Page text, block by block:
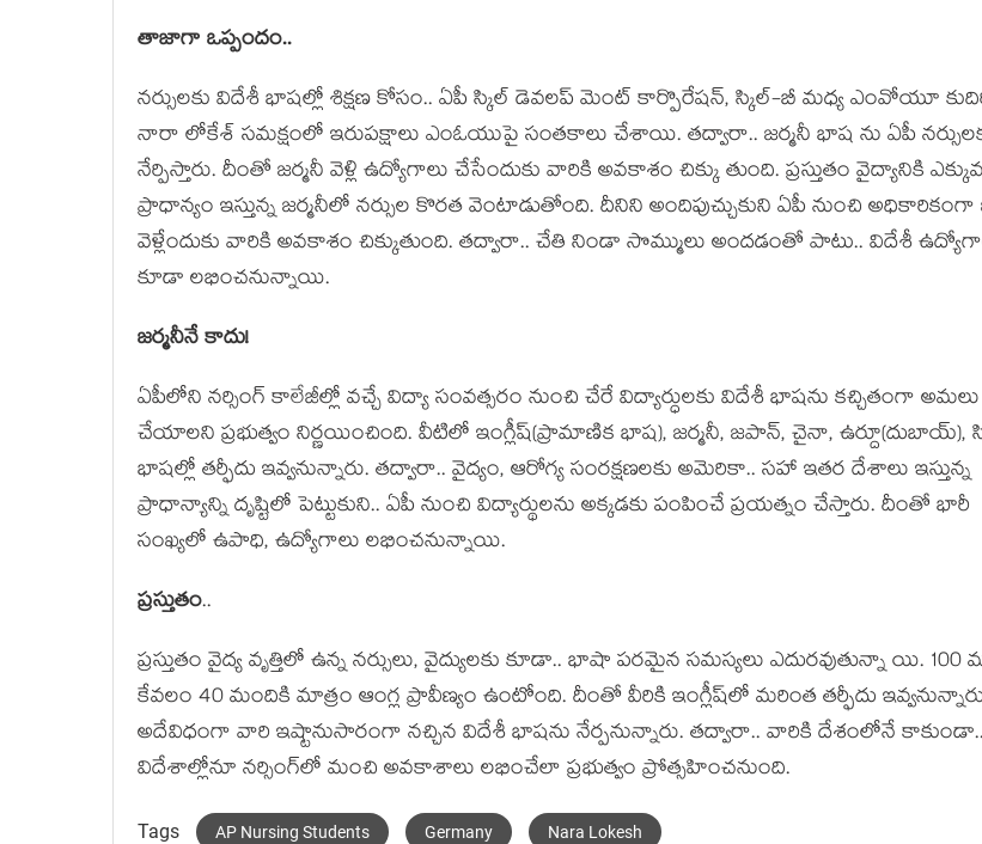
తాజాగా ఒప్పందం..
న‌ర్సుల‌కు విదేశీ భాష‌ల్లో శిక్ష‌ణ కోసం.. ఏపీ స్కిల్ డెవలప్ మెంట్ కార్పొరేషన్, స్కిల్-బీ మ‌ధ్య ఎంవోయూ
నారా లోకేశ్‌ సమక్షంలో ఇరుపక్షాలు ఎంఓయుపై సంతకాలు చేశాయి. త‌ద్వారా.. జ‌ర్మ‌నీ భాష ను ఏపీ
నేర్పిస్తారు. దీంతో జ‌ర్మ‌నీ వెళ్లి ఉద్యోగాలు చేసేందుకు వారికి అవ‌కాశం చిక్కు తుంది. ప్ర‌స్తుతం వైద్యానికి
ప్రాధాన్యం ఇస్తున్న జ‌ర్మ‌నీలో న‌ర్సుల కొర‌త వెంటాడుతోంది. దీనిని అందిపుచ్చుకుని ఏపీ నుంచి అధికారికంగా
వెళ్లేందుకు వారికి అవ‌కాశం చిక్కుతుంది. త‌ద్వారా.. చేతి నిండా సొమ్ములు అంద‌డంతో పాటు.. విదేశీ
కూడా ల‌భించ‌నున్నాయి.
జ‌ర్మ‌నీనే కాదు!
ఏపీలోని న‌ర్సింగ్ కాలేజీల్లో వ‌చ్చే విద్యా సంవ‌త్స‌రం నుంచి చేరే విద్యార్ధుల‌కు విదేశీ భాష‌ను క‌చ్చితంగా అమ‌లు
చేయాల‌ని ప్ర‌భుత్వం నిర్ణయించింది. వీటిలో ఇంగ్లీష్‌(ప్రామాణిక భాష‌), జ‌ర్మ‌నీ, జ‌పాన్‌, చైనా, ఉర్దూ(దుబాయ్‌),
భాష‌ల్లో త‌ర్ఫీదు ఇవ్వ‌నున్నారు. త‌ద్వారా.. వైద్యం, ఆరోగ్య సంర‌క్ష‌ణ‌ల‌కు అమెరికా.. స‌హా ఇత‌ర దేశాలు ఇస్తున్న
ప్రాధాన్యాన్ని దృష్టిలో పెట్టుకుని.. ఏపీ నుంచి విద్యార్థుల‌ను అక్క‌డ‌కు పంపించే ప్ర‌య‌త్నం చేస్తారు. దీంతో భారీ
సంఖ్య‌లో ఉపాధి, ఉద్యోగాలు ల‌భించ‌నున్నాయి.
ప్ర‌స్తుతం..
ప్ర‌స్తుతం వైద్య వృత్తిలో ఉన్న న‌ర్సులు, వైద్యుల‌కు కూడా.. భాషా ప‌ర‌మైన స‌మ‌స్య‌లు ఎదుర‌వుతున్నా యి.
కేవ‌లం 40 మందికి మాత్రం ఆంగ్ల ప్రావీణ్యం ఉంటోంది. దీంతో వీరికి ఇంగ్లీష్‌లో మ‌రింత త‌ర్ఫీదు
అదేవిధంగా వారి ఇష్టానుసారంగా న‌చ్చిన విదేశీ భాష‌ను నేర్ప‌నున్నారు. త‌ద్వారా.. వారికి దేశంలోనే కాకుండా..
విదేశాల్లోనూ న‌ర్సింగ్‌లో మంచి అవ‌కాశాలు ల‌భించేలా ప్ర‌భుత్వం ప్రోత్స‌హించ‌నుంది.
Tags AP Nursing Students Germany Nara Lokesh